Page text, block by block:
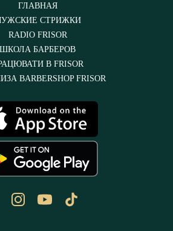
ГЛАВНАЯ
СТРИЖКИ
RADIO FRISOR
ШКОЛА БАРБЕРОВ
В FRISOR
BARBERSHOP FRISOR